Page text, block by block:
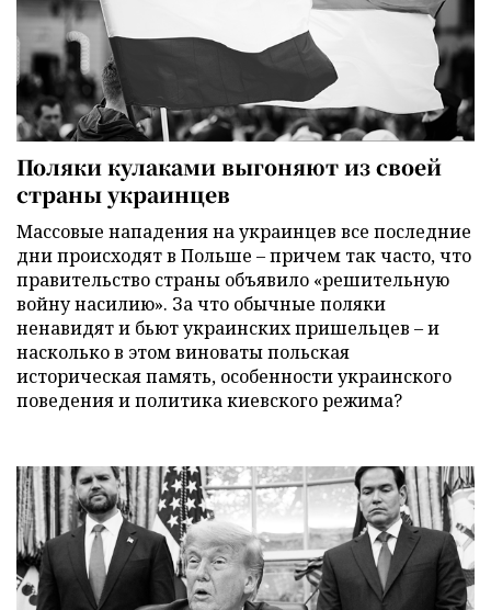
Поляки кулаками выгоняют из своей
страны украинцев
Массовые нападения на украинцев все последние
дни происходят в Польше – причем так часто, что
правительство страны объявило «решительную
войну насилию». За что обычные поляки
ненавидят и бьют украинских пришельцев – и
насколько в этом виноваты польская
историческая память, особенности украинского
поведения и политика киевского режима?